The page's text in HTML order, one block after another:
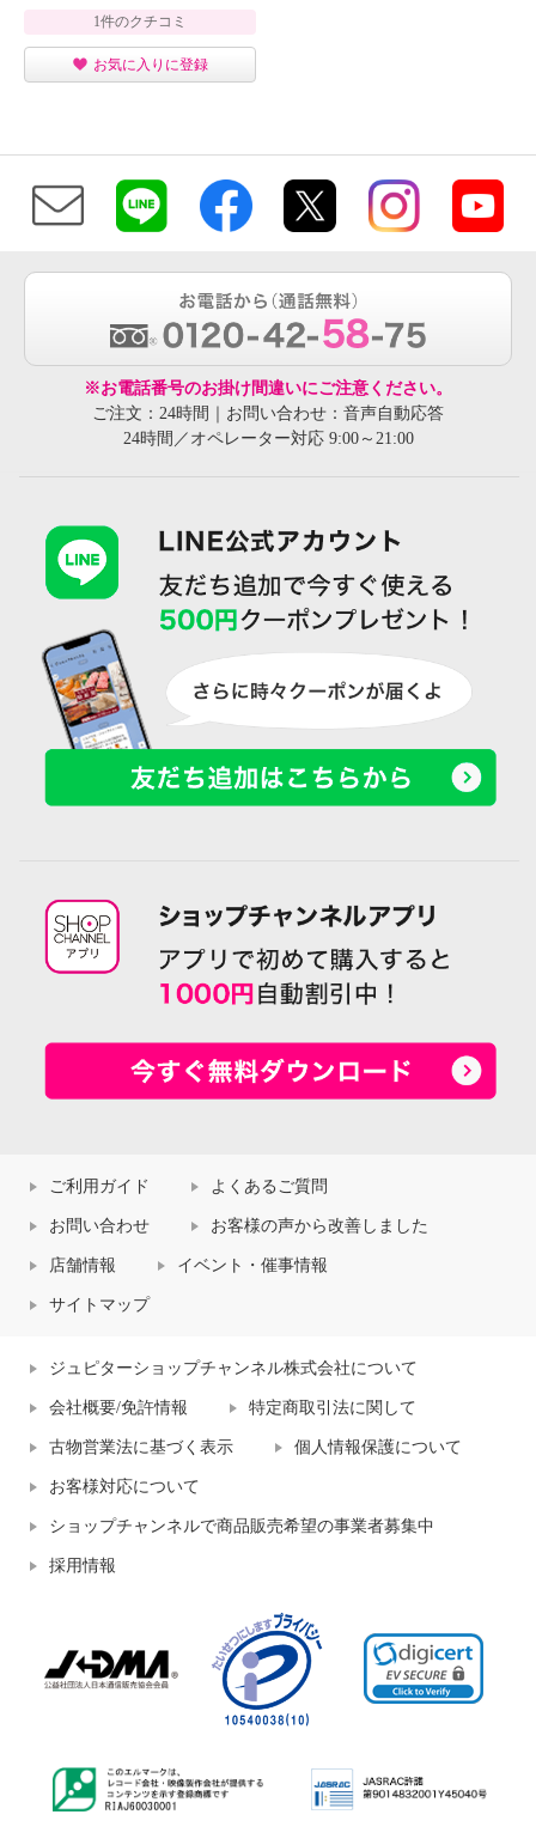
1件のクチコミ
お気に入りに登録
※お電話番号のお掛け間違いにご注意ください。
ご注文：24時間｜お問い合わせ：音声自動応答
24時間／オペレーター対応 9:00～21:00
ご利用ガイド よくあるご質問
お問い合わせ お客様の声から改善しました
店舗情報 イベント・催事情報
サイトマップ
ジュピターショップチャンネル株式会社について
会社概要/免許情報 特定商取引法に関して
古物営業法に基づく表示 個人情報保護について
お客様対応について
ショップチャンネルで商品販売希望の事業者募集中
採用情報